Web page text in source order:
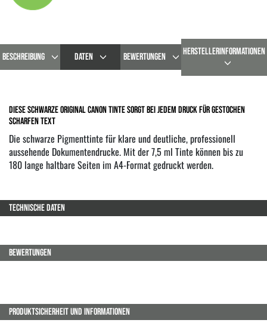
BESCHREIBUNG DATEN BEWERTUNGEN HERSTELLERINFORMATIONEN
Diese schwarze original Canon Tinte sorgt bei jedem Druck für gestochen
scharfen Text
Die schwarze Pigmenttinte für klare und deutliche, professionell
aussehende Dokumentendrucke. Mit der 7,5 ml Tinte können bis zu
180 lange haltbare Seiten im A4-Format gedruckt werden.
TECHNISCHE DATEN
BEWERTUNGEN
PRODUKTSICHERHEIT UND INFORMATIONEN